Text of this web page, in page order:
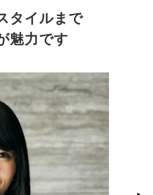
タイルまで
魅力です